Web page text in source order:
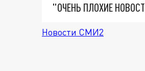
Новости СМИ2